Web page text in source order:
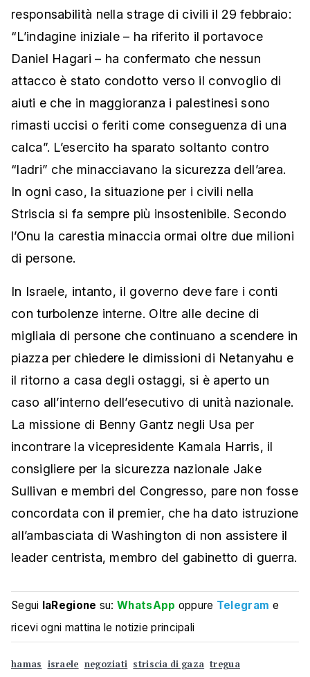
responsabilità nella strage di civili il 29 febbraio:
“L’indagine iniziale – ha riferito il portavoce
Daniel Hagari – ha confermato che nessun
attacco è stato condotto verso il convoglio di
aiuti e che in maggioranza i palestinesi sono
rimasti uccisi o feriti come conseguenza di una
calca”. L’esercito ha sparato soltanto contro
“ladri” che minacciavano la sicurezza dell’area.
In ogni caso, la situazione per i civili nella
Striscia si fa sempre più insostenibile. Secondo
l’Onu la carestia minaccia ormai oltre due milioni
di persone.
In Israele, intanto, il governo deve fare i conti
con turbolenze interne. Oltre alle decine di
migliaia di persone che continuano a scendere in
piazza per chiedere le dimissioni di Netanyahu e
il ritorno a casa degli ostaggi, si è aperto un
caso all’interno dell’esecutivo di unità nazionale.
La missione di Benny Gantz negli Usa per
incontrare la vicepresidente Kamala Harris, il
consigliere per la sicurezza nazionale Jake
Sullivan e membri del Congresso, pare non fosse
concordata con il premier, che ha dato istruzione
all’ambasciata di Washington di non assistere il
leader centrista, membro del gabinetto di guerra.
Segui laRegione su:WhatsApp oppure Telegram e
ricevi ogni mattina le notizie principali
hamas israele negoziati striscia di gaza tregua